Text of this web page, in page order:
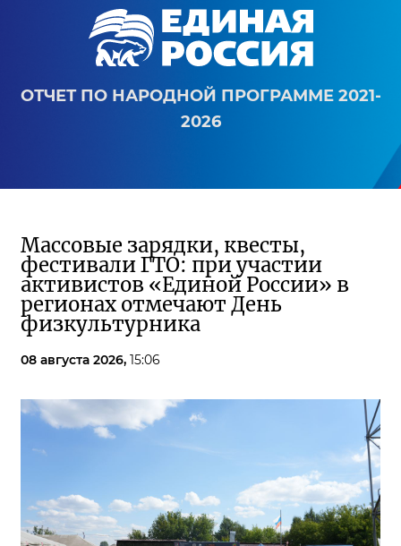
ОТЧЕТ ПО НАРОДНОЙ ПРОГРАММЕ 2021-
2026
Массовые зарядки, квесты,
фестивали ГТО: при участии
активистов «Единой России» в
регионах отмечают День
физкультурника
08 августа 2026, 15:06